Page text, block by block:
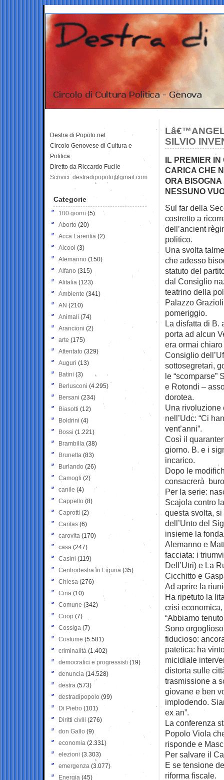
SILVIO
IL PREMIER
CARICA CHE
ORA
NESSUNO
Sul far della
costretto a
dell’ancient
politico.
Una svolta
che adesso
statuto del
dal Consiglio
teatrino della
Palazzo
pomeriggio.
La disfatta di B.
porta ad alcun
era ormai
Consiglio
sottosegretari,
le “scomparse”
e Rotondi –
dorotea.
Una rivoluzione
nell’Udc: “Ci
vent’anni”.
Così il
giorno. B. e i
incarico.
Dopo le
consacrerà
Per la serie:
Scajola contro
questa svolta, si
dell’Unto del
insieme la
Alemanno e
facciata: i
Dell’Utri) e La
Cicchitto e
Ad aprire la
Ha ripetuto la
crisi
“Abbiamo
Sono
fiducioso:
patetica: ha
micidiale
distorta sulle
trasmissione a
giovane e ben
implodendo.
ex an”.
La conferenza
Popolo Viola
risponde e
Per salvare il
E se tensione
riforma fiscale.
Destra di Popolo.net
Circolo Genovese di Cultura e
Politica
Diretto da Riccardo Fucile
Scrivici: destradipopolo@gmail.com
Categorie
100 giorni (5)
Aborto (20)
Acca Larentia (2)
Alcool (3)
Alemanno (150)
Alfano (315)
Alitalia (123)
Ambiente (341)
AN (210)
Animali (74)
Arancioni (2)
arte (175)
Attentato (329)
Auguri (13)
Batini (3)
Berlusconi (4.295)
Bersani (234)
Biasotti (12)
Boldrini (4)
Bossi (1.221)
Brambilla (38)
Brunetta (83)
Burlando (26)
Camogli (2)
canile (4)
Cappello (8)
Caprotti (2)
Caritas (6)
carovita (170)
casa (247)
Casini (119)
Centrodestra in Liguria (35)
Chiesa (276)
Cina (10)
Comune (342)
Coop (7)
Cossiga (7)
Costume (5.581)
criminalità (1.402)
democratici e progressisti (19)
denuncia (14.528)
destra (573)
destradipopolo (99)
Di Pietro (101)
Diritti civili (276)
don Gallo (9)
economia (2.331)
elezioni (3.303)
emergenza (3.077)
Energia (45)